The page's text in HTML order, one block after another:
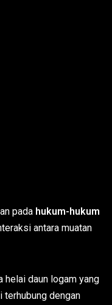
pada hukum-hukum
antara muatan
helai daun logam yang
terhubung dengan